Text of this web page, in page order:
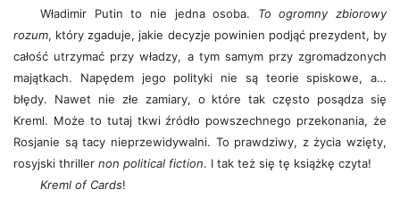
Władimir Putin to nie jedna osoba. To ogromny zbiorowy
rozum, który zgaduje, jakie decyzje powinien podjąć prezydent, by
całość utrzymać przy władzy, a tym samym przy zgromadzonych
majątkach. Napędem jego polityki nie są teorie spiskowe, a…
błędy. Nawet nie złe zamiary, o które tak często posądza się
Kreml. Może to tutaj tkwi źródło powszechnego przekonania, że
Rosjanie są tacy nieprzewidywalni. To prawdziwy, z życia wzięty,
rosyjski thriller non political fiction. I tak też się tę książkę czyta!
Kreml of Cards!